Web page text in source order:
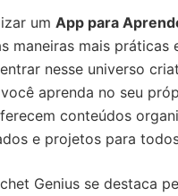
um App para
maneiras mais práticas
nesse universo
aprenda no seu
conteúdos
e projetos para
Genius se destaca